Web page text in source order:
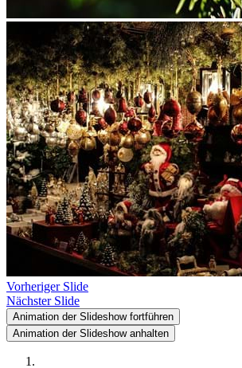
Vorheriger Slide
Nächster Slide
Animation der Slideshow fortführen
Animation der Slideshow anhalten